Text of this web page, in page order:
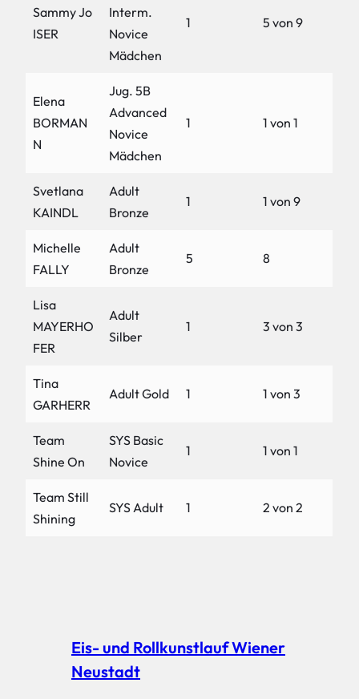
Sammy Jo
ISER
Interm.
Novice
Mädchen
1 5 von 9
Elena
BORMAN
N
Jug. 5B
Advanced
Novice
Mädchen
1 1 von 1
Svetlana
KAINDL
Adult
Bronze
1 1 von 9
Michelle
FALLY
Adult
Bronze
5 8
Lisa
MAYERHO
FER
Adult
Silber
1 3 von 3
Tina
GARHERR
Adult Gold 1 1 von 3
Team
Shine On
SYS Basic
Novice
1 1 von 1
Team Still
Shining
SYS Adult 1 2 von 2
Eis- und Rollkunstlauf Wiener
Neustadt